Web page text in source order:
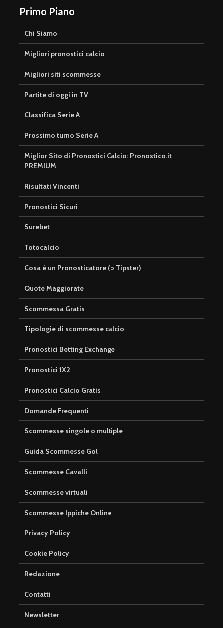
Primo Piano
Chi Siamo
Migliori pronostici calcio
Migliori siti scommesse
Partite di oggi in TV
Classifica Serie A
Prossimo turno Serie A
Miglior Sito di Pronostici Calcio: Pronostico.it
PREMIUM
Risultati Vincenti
Pronostici Sicuri
Surebet
Totocalcio
Cosa è un Pronosticatore (o Tipster)
Quote Maggiorate
Scommessa Gratis
Tipologie di scommesse calcio
Pronostici Betting Exchange
Pronostici 1X2
Pronostici Calcio Gratis
Domande Frequenti
Scommesse singole o multiple
Guida Scommesse Gol
Scommesse Cavalli
Scommesse virtuali
Scommesse Ippiche Online
Privacy Policy
Cookie Policy
Redazione
Contatti
Newsletter